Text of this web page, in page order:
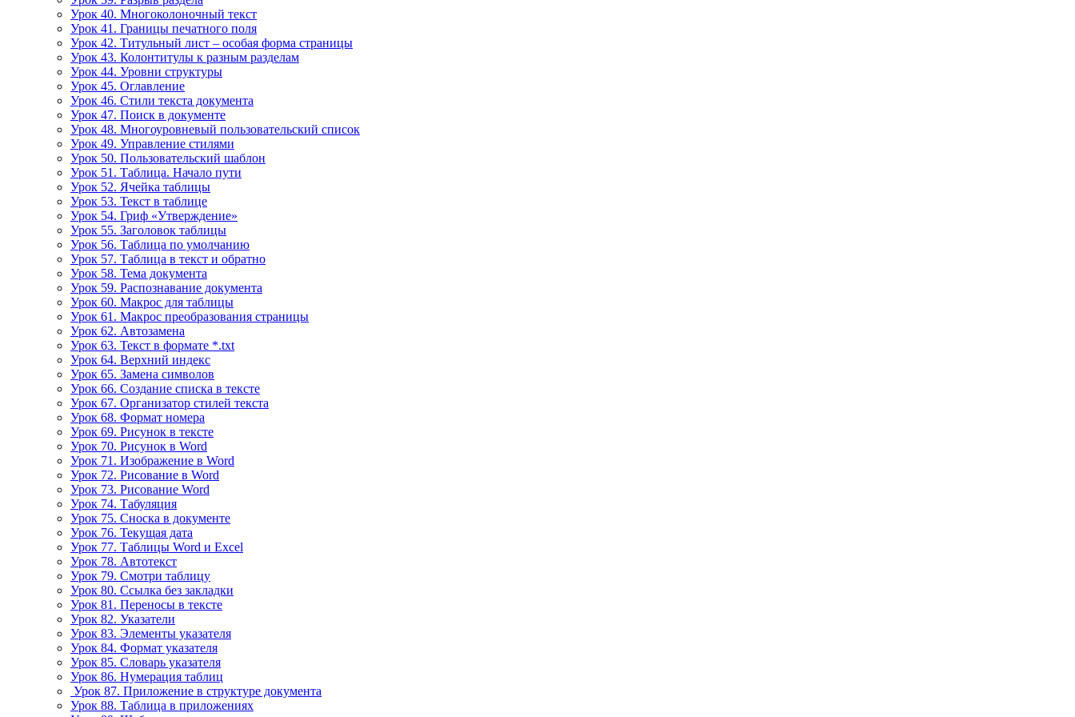
Урок 40. Многоколоночный текст
Урок 41. Границы печатного поля
Урок 42. Титульный лист – особая форма страницы
Урок 43. Колонтитулы к разным разделам
Урок 44. Уровни структуры
Урок 45. Оглавление
Урок 46. Стили текста документа
Урок 47. Поиск в документе
Урок 48. Многоуровневый пользовательский список
Урок 49. Управление стилями
Урок 50. Пользовательский шаблон
Урок 51. Таблица. Начало пути
Урок 52. Ячейка таблицы
Урок 53. Текст в таблице
Урок 54. Гриф «Утверждение»
Урок 55. Заголовок таблицы
Урок 56. Таблица по умолчанию
Урок 57. Таблица в текст и обратно
Урок 58. Тема документа
Урок 59. Распознавание документа
Урок 60. Макрос для таблицы
Урок 61. Макрос преобразования страницы
Урок 62. Автозамена
Урок 63. Текст в формате *.txt
Урок 64. Верхний индекс
Урок 65. Замена символов
Урок 66. Создание списка в тексте
Урок 67. Организатор стилей текста
Урок 68. Формат номера
Урок 69. Рисунок в тексте
Урок 70. Рисунок в Word
Урок 71. Изображение в Word
Урок 72. Рисование в Word
Урок 73. Рисование Word
Урок 74. Табуляция
Урок 75. Сноска в документе
Урок 76. Текущая дата
Урок 77. Таблицы Word и Excel
Урок 78. Автотекст
Урок 79. Смотри таблицу
Урок 80. Ссылка без закладки
Урок 81. Переносы в тексте
Урок 82. Указатели
Урок 83. Элементы указателя
Урок 84. Формат указателя
Урок 85. Словарь указателя
Урок 86. Нумерация таблиц
Урок 87. Приложение в структуре документа
Урок 88. Таблица в приложениях